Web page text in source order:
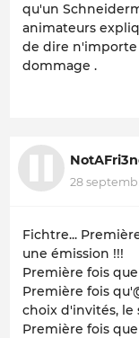
qu'un
animateurs
de dire n'importe
dommage .
28
Fichtre...
une émission !!!
Première fois
Première fois
choix d'invités, le
Première fois